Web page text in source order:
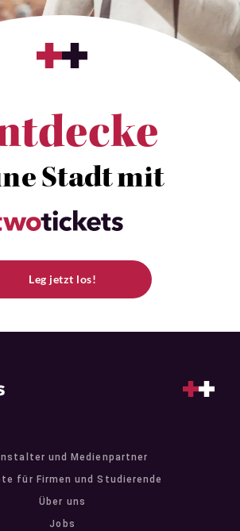
Stadt mit
Leg jetzt los!
und Medienpartner
für Firmen und Studierende
Über uns
Jobs